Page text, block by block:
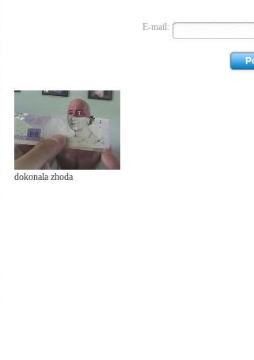
E-mail:
dokonala zhoda